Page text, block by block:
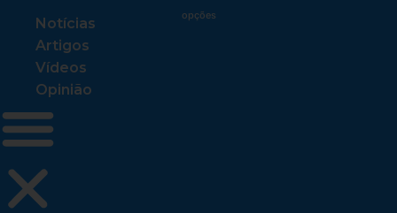
Notícias
Artigos
Vídeos
Opinião